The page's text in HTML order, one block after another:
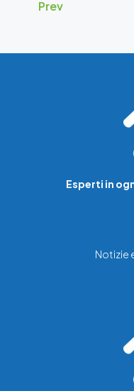
Prev
Esperti in
Notizie